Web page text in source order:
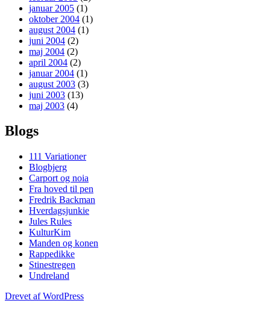
januar 2005 (1)
oktober 2004 (1)
august 2004 (1)
juni 2004 (2)
maj 2004 (2)
april 2004 (2)
januar 2004 (1)
august 2003 (3)
juni 2003 (13)
maj 2003 (4)
Blogs
111 Variationer
Blogbjerg
Carport og noia
Fra hoved til pen
Fredrik Backman
Hverdagsjunkie
Jules Rules
KulturKim
Manden og konen
Rappedikke
Stinestregen
Undreland
Drevet af WordPress